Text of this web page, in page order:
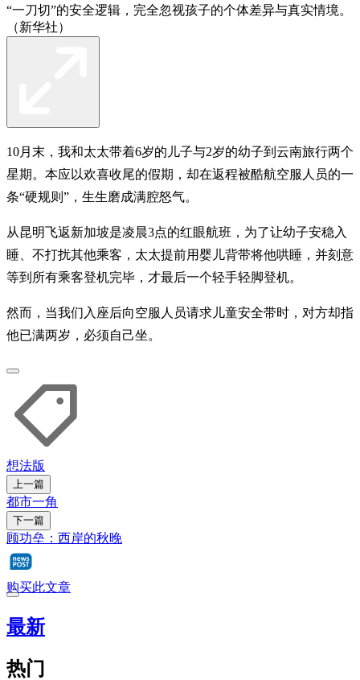
“一刀切”的安全逻辑，完全忽视孩子的个体差异与真实情境。
（新华社）
10月末，我和太太带着6岁的儿子与2岁的幼子到云南旅行两个
星期。本应以欢喜收尾的假期，却在返程被酷航空服人员的一
条“硬规则”，生生磨成满腔怒气。
从昆明飞返新加坡是凌晨3点的红眼航班，为了让幼子安稳入
睡、不打扰其他乘客，太太提前用婴儿背带将他哄睡，并刻意
等到所有乘客登机完毕，才最后一个轻手轻脚登机。
然而，当我们入座后向空服人员请求儿童安全带时，对方却指
他已满两岁，必须自己坐。
想法版
上一篇
都市一角
下一篇
顾功垒：西岸的秋晚
购买此文章
最新
热门